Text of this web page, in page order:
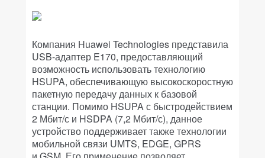
Компания Huawei Technologies представила
USB-адаптер E170, предоставляющий
возможность использовать технологию
HSUPA, обеспечивающую высокоскоростную
пакетную передачу данных к базовой
станции. Помимо HSUPA с быстродействием
2 Мбит/с и HSDPA (7,2 Мбит/с), данное
устройство поддерживает также технологии
мобильной связи UMTS, EDGE, GPRS